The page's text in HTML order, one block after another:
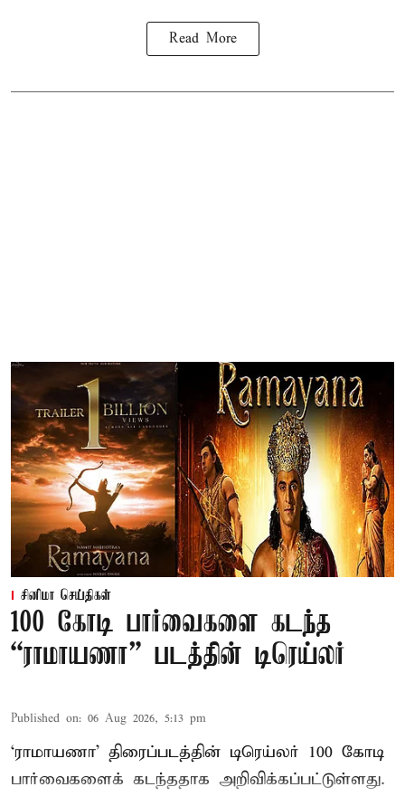
Read More
சினிமா செய்திகள்
100 கோடி பார்வைகளை கடந்த
“ராமாயணா” படத்தின் டிரெய்லர்
Published on: 06 Aug 2026, 5:13 pm
‘ராமாயணா’ திரைப்படத்தின் டிரெய்லர் 100 கோடி
பார்வைகளைக் கடந்ததாக அறிவிக்கப்பட்டுள்ளது.